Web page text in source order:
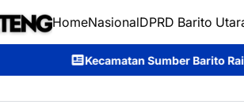
HomeNasionalDPRD Barito
Sumber Barito Raih Juara II Karnaval